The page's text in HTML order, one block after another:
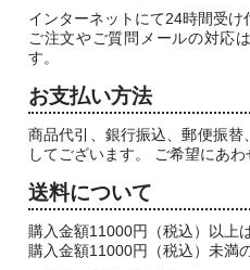
インターネットにて24時間受け
ご注文やご質問メールの対応
す。
お支払い方法
商品代引、銀行振込、郵便振
してございます。 ご希望にあわ
送料について
購入金額11000円（税込）以上
購入金額11000円（税込）未満